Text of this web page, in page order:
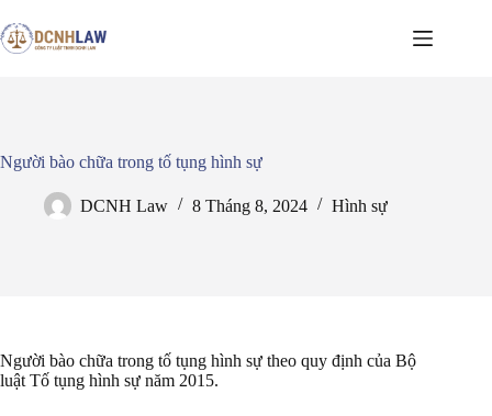
đến
phần
Người bào chữa trong tố tụng hình sự
DCNH Law 8 Tháng 8, 2024 Hình sự
Người bào chữa trong tố tụng hình sự theo quy định của Bộ
luật Tố tụng hình sự năm 2015.